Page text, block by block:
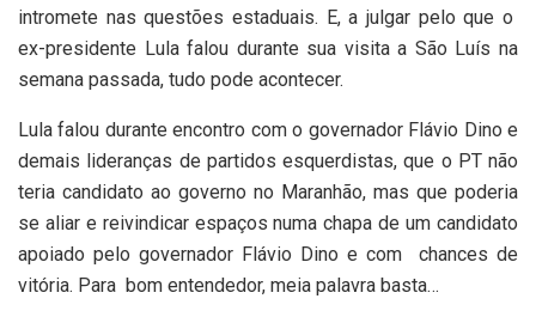
intromete nas questões estaduais. E, a julgar pelo que o
ex-presidente Lula falou durante sua visita a São Luís na
semana passada, tudo pode acontecer.
Lula falou durante encontro com o governador Flávio Dino e
demais lideranças de partidos esquerdistas, que o PT não
teria candidato ao governo no Maranhão, mas que poderia
se aliar e reivindicar espaços numa chapa de um candidato
apoiado pelo governador Flávio Dino e com chances de
vitória. Para bom entendedor, meia palavra basta…